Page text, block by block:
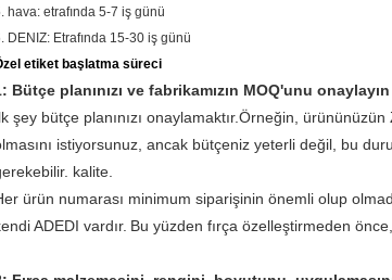
hava: etrafında 5-7 iş günü
DENIZ: Etrafında 15-30 iş günü
etiket başlatma süreci
Bütçe planınızı ve fabrikamızın MOQ'unu onaylayın
şey bütçe planınızı onaylamaktır.Örneğin,
istiyorsunuz, ancak bütçeniz yeterli değil, bu
kalite.
ürün numarası minimum siparişinin önemli olup
ADEDI vardır. Bu yüzden fırça özelleştirmeden